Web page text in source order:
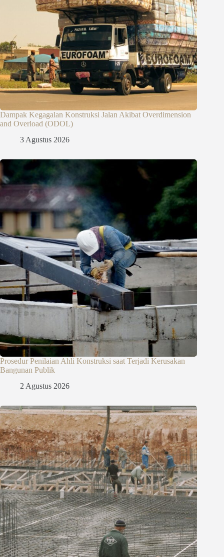
Dampak Kegagalan Konstruksi Jalan Akibat Overdimension
and Overload (ODOL)
3 Agustus 2026
Prosedur Penilaian Ahli Konstruksi saat Terjadi Kerusakan
Bangunan Publik
2 Agustus 2026